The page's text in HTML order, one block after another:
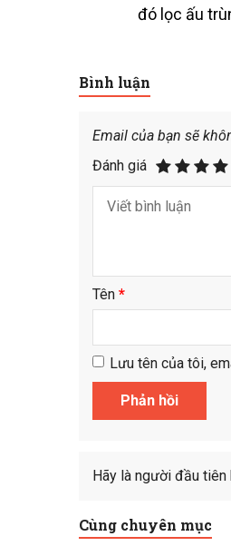
đó lọc ấu
Bình luận
Email của bạn sẽ
Đánh giá
Tên *
Lưu tên của tôi,
Hãy là người đầu
Cùng chuyên mục